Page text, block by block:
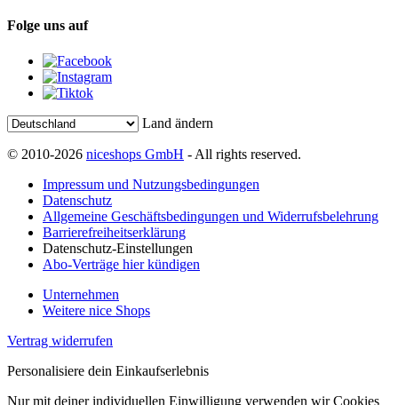
Folge uns auf
Land ändern
© 2010-2026 niceshops GmbH - All rights reserved.
Impressum und Nutzungsbedingungen
Datenschutz
Allgemeine Geschäftsbedingungen und Widerrufsbelehrung
Barrierefreiheitserklärung
Datenschutz-Einstellungen
Abo-Verträge hier kündigen
Unternehmen
Weitere nice Shops
Vertrag widerrufen
Personalisiere dein Einkaufserlebnis
Nur mit deiner individuellen Einwilligung verwenden wir Cookies